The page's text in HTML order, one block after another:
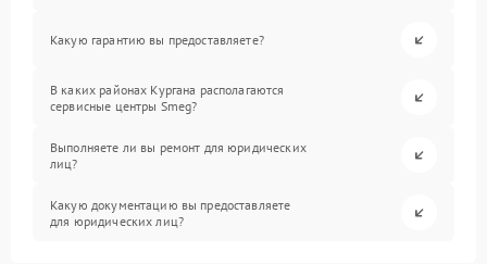
Какую гарантию вы предоставляете?
В каких районах Кургана располагаются
сервисные центры Smeg?
Выполняете ли вы ремонт для юридических
лиц?
Какую документацию вы предоставляете
для юридических лиц?